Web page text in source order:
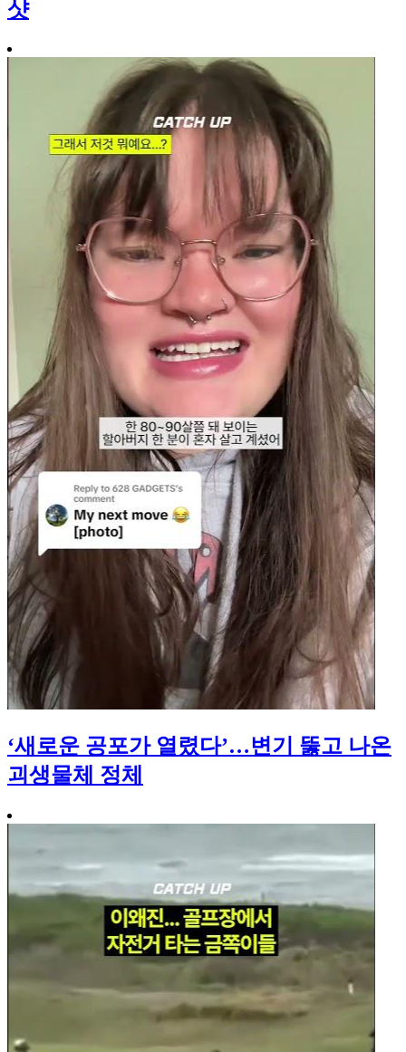
샷
‘새로운 공포가 열렸다’…변기 뚫고 나온
괴생물체 정체